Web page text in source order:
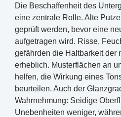
Die Beschaffenheit des
eine zentrale Rolle. Alte
geprüft werden, bevor eine
aufgetragen wird. Risse,
gefährden die Haltbarkeit der
erheblich. Musterflächen an
helfen, die Wirkung eines
beurteilen. Auch der
Wahrnehmung: Seidige
Unebenheiten weniger,